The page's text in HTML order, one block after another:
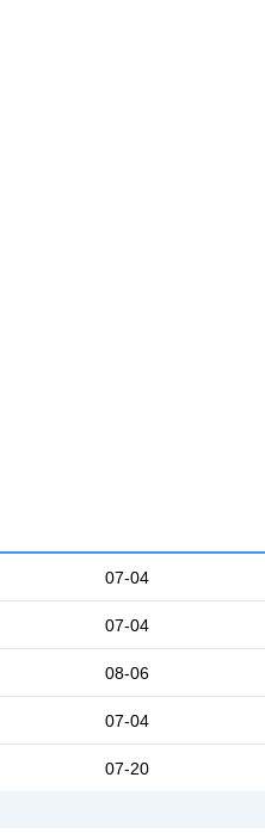
07-04
07-04
08-06
07-04
07-20